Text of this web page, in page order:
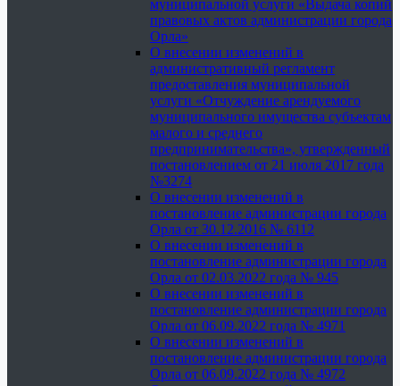
муниципальной услуги «Выдача копий
правовых актов администрации города
Орла»
О внесении изменений в
административный регламент
предоставления муниципальной
услуги «Отчуждение арендуемого
муниципального имущества субъектам
малого и среднего
предпринимательства», утвержденный
постановлением от 21 июля 2017 года
№3274
О внесении изменений в
постановление администрации города
Орла от 30.12.2016 № 6112
О внесении изменений в
постановление администрации города
Орла от 02.03.2022 года № 945
О внесении изменений в
постановление администрации города
Орла от 06.09.2022 года № 4971
О внесении изменений в
постановление администрации города
Орла от 06.09.2022 года № 4972